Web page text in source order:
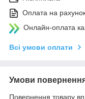
Оплата на
Онлайн-оплата
Всі умови оплати
Умови
Повернення товару